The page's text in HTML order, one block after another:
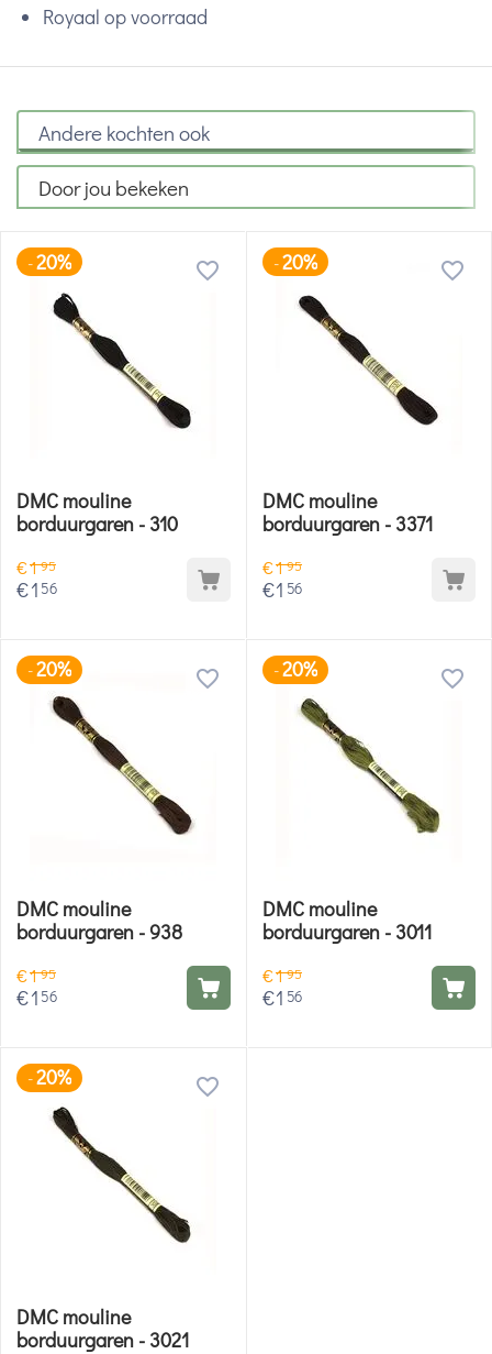
Royaal op voorraad
Andere kochten ook
Door jou bekeken
-20%
DMC mouline
borduurgaren - 310
€195
€1 56
-20%
DMC mouline
borduurgaren - 3371
€195
€1 56
-20%
DMC mouline
borduurgaren - 938
€195
€1 56
-20%
DMC mouline
borduurgaren - 3011
€195
€1 56
-20%
DMC mouline
borduurgaren - 3021